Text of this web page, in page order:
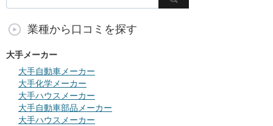
業種から口コミを探す
大手メーカー
大手自動車メーカー
大手化学メーカー
大手ハウスメーカー
大手自動車部品メーカー
大手ハウスメーカー